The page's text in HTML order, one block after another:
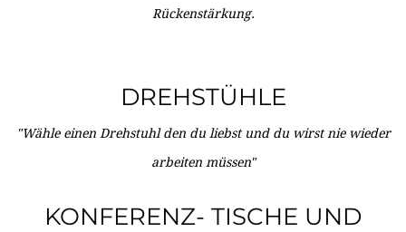
Rückenstärkung.
DREHSTÜHLE
"Wähle einen Drehstuhl den du liebst und du wirst nie wieder
arbeiten müssen"
KONFERENZ- TISCHE UND